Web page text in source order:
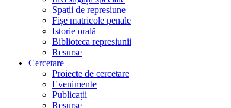
Spații de represiune
Fișe matricole penale
Istorie orală
Biblioteca represiunii
Resurse
Cercetare
Proiecte de cercetare
Evenimente
Publicații
Resurse